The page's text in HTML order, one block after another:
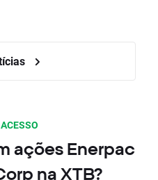
ações Enerpac
na XTB?